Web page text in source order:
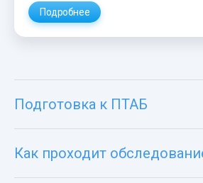
Подробнее
Подготовка к ПТАБ
Как проходит